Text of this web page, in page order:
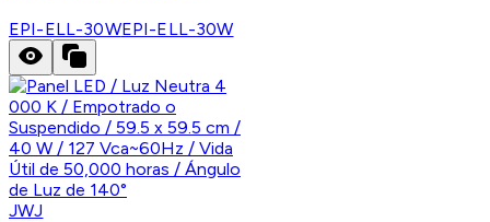
EPI-ELL-30WEPI-ELL-30W
JWJ